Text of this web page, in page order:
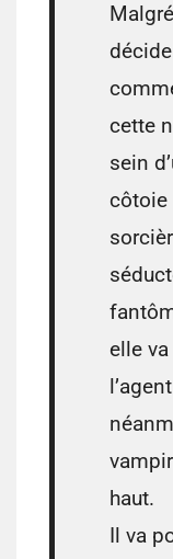
cette
sein
côtoie
elle
haut.
Il va